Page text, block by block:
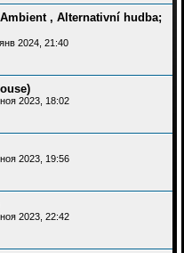
, Alternativní hudba;
2024, 21:40
2023, 18:02
2023, 19:56
2023, 22:42